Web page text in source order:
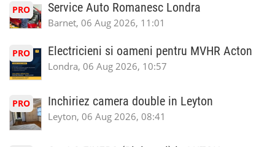
PRO Service Auto Romanesc Londra
Barnet, 06 Aug 2026, 11:01
PRO Electricieni si oameni pentru MVHR Acton
Londra, 06 Aug 2026, 10:57
PRO Inchiriez camera double in Leyton
Leyton, 06 Aug 2026, 08:41